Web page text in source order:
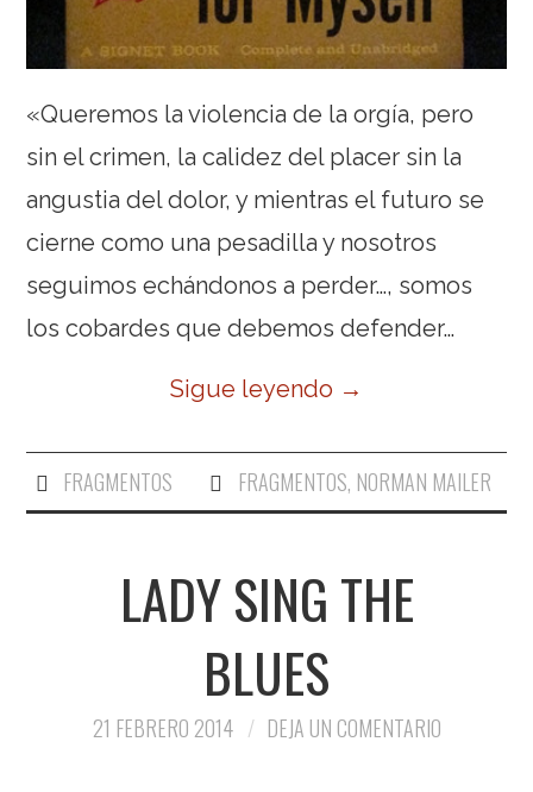
«Queremos la violencia de la orgía, pero
sin el crimen, la calidez del placer sin la
angustia del dolor, y mientras el futuro se
cierne como una pesadilla y nosotros
seguimos echándonos a perder…, somos
los cobardes que debemos defender…
Sigue leyendo →
FRAGMENTOS FRAGMENTOS, NORMAN MAILER
LADY SING THE
BLUES
21 FEBRERO 2014 DEJA UN COMENTARIO